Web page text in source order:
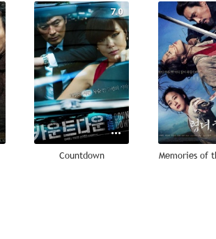
7.0
Countdown Memories of